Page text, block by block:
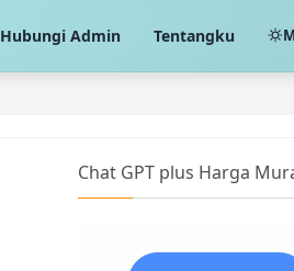
Hubungi Admin Tentangku
Chat GPT plus Harga